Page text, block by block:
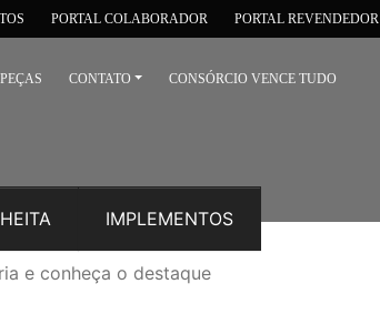
PORTAL COLABORADOR PORTAL REVENDEDOR
PEÇAS CONTATO CONSÓRCIO VENCE TUDO
IMPLEMENTOS
e conheça o destaque